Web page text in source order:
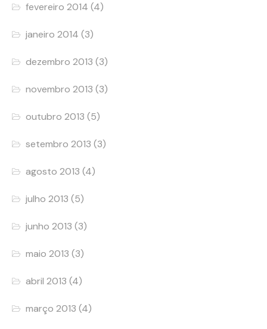
fevereiro 2014 (4)
janeiro 2014 (3)
dezembro 2013 (3)
novembro 2013 (3)
outubro 2013 (5)
setembro 2013 (3)
agosto 2013 (4)
julho 2013 (5)
junho 2013 (3)
maio 2013 (3)
abril 2013 (4)
março 2013 (4)